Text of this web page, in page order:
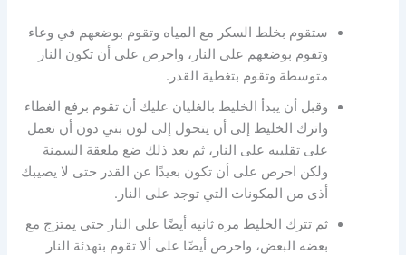
ستقوم بخلط السكر مع المياه وتقوم بوضعهم في وعاء
وتقوم بوضعهم على النار، واحرص على أن تكون النار
متوسطة وتقوم بتغطية القدر.
وقبل أن يبدأ الخليط بالغليان عليك أن تقوم برفع الغطاء
واترك الخليط إلى أن يتحول إلى لون بني دون أن تعمل
على تقليبه على النار، ثم بعد ذلك ضع ملعقة السمنة
ولكن احرص على أن تكون بعيدًا عن القدر حتى لا يصيبك
أذى من المكونات التي توجد على النار.
ثم تترك الخليط مرة ثانية أيضًا على النار حتى يمتزج مع
بعضه البعض، واحرص أيضًا على ألا تقوم بتهدئة النار